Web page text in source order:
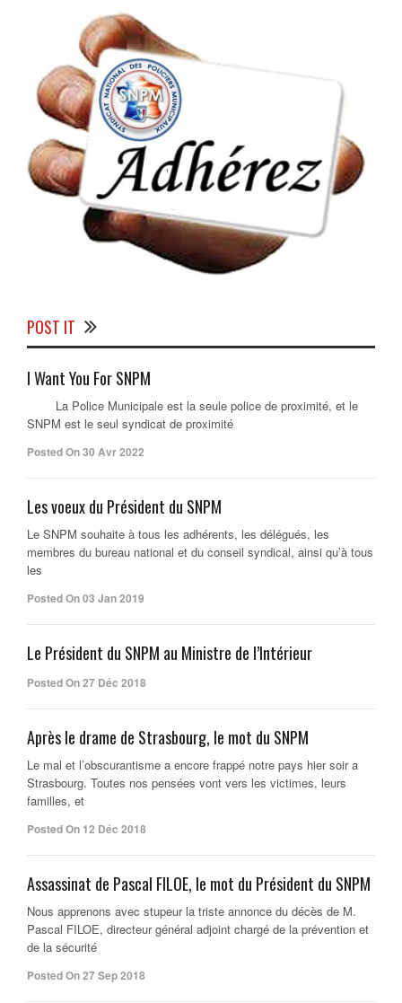
POST IT
I Want You For SNPM
La Police Municipale est la seule police de proximité, et le
SNPM est le seul syndicat de proximité
Posted On 30 Avr 2022
Les voeux du Président du SNPM
Le SNPM souhaite à tous les adhérents, les délégués, les
membres du bureau national et du conseil syndical, ainsi qu’à tous
les
Posted On 03 Jan 2019
Le Président du SNPM au Ministre de l’Intérieur
Posted On 27 Déc 2018
Après le drame de Strasbourg, le mot du SNPM
Le mal et l’obscurantisme a encore frappé notre pays hier soir a
Strasbourg. Toutes nos pensées vont vers les victimes, leurs
familles, et
Posted On 12 Déc 2018
Assassinat de Pascal FILOE, le mot du Président du SNPM
Nous apprenons avec stupeur la triste annonce du décès de M.
Pascal FILOE, directeur général adjoint chargé de la prévention et
de la sécurité
Posted On 27 Sep 2018